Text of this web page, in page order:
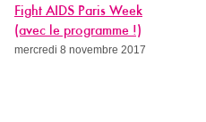
Fight AIDS Paris Week
(avec le programme !)
mercredi 8 novembre 2017